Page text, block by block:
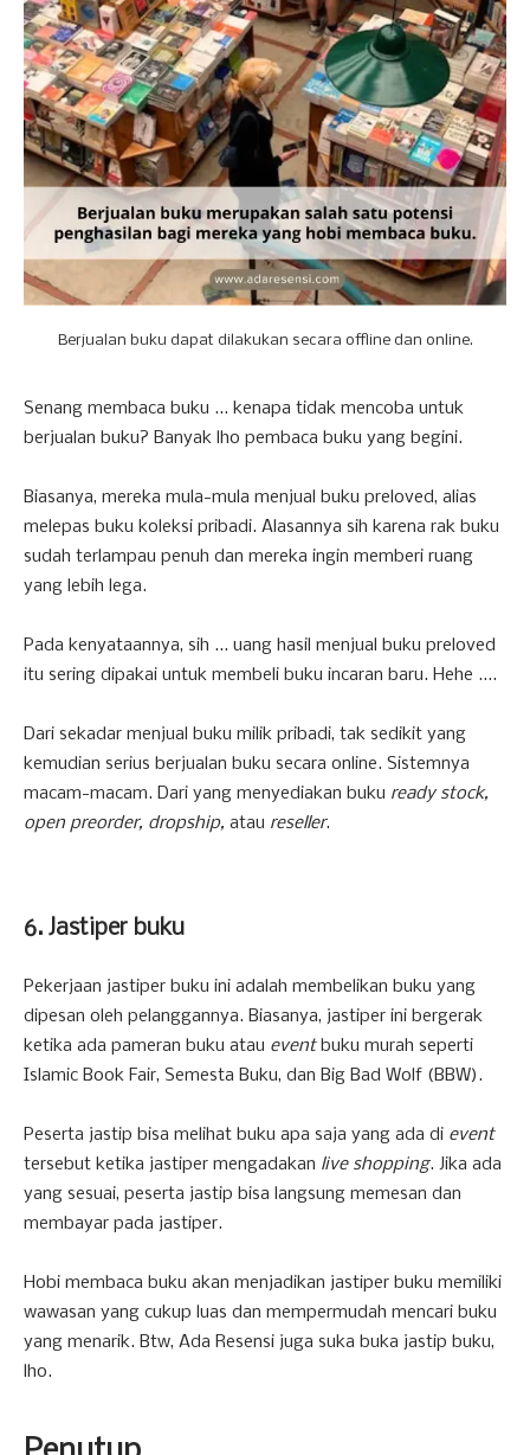
Berjualan buku dapat dilakukan secara offline dan online.
Senang membaca buku ... kenapa tidak mencoba untuk
berjualan buku? Banyak lho pembaca buku yang begini.
Biasanya, mereka mula-mula menjual buku preloved, alias
melepas buku koleksi pribadi. Alasannya sih karena rak buku
sudah terlampau penuh dan mereka ingin memberi ruang
yang lebih lega.
Pada kenyataannya, sih ... uang hasil menjual buku preloved
itu sering dipakai untuk membeli buku incaran baru. Hehe ....
Dari sekadar menjual buku milik pribadi, tak sedikit yang
kemudian serius berjualan buku secara online. Sistemnya
macam-macam. Dari yang menyediakan buku ready stock,
open preorder, dropship, atau reseller.
6. Jastiper buku
Pekerjaan jastiper buku ini adalah membelikan buku yang
dipesan oleh pelanggannya. Biasanya, jastiper ini bergerak
ketika ada pameran buku atau eventbuku murah seperti
Islamic Book Fair, Semesta Buku, dan Big Bad Wolf (BBW).
Peserta jastip bisa melihat buku apa saja yang ada di event
tersebut ketika jastiper mengadakan live shopping. Jika ada
yang sesuai, peserta jastip bisa langsung memesan dan
membayar pada jastiper.
Hobi membaca buku akan menjadikan jastiper buku memiliki
wawasan yang cukup luas dan mempermudah mencari buku
yang menarik. Btw, Ada Resensi juga suka buka jastip buku,
lho.